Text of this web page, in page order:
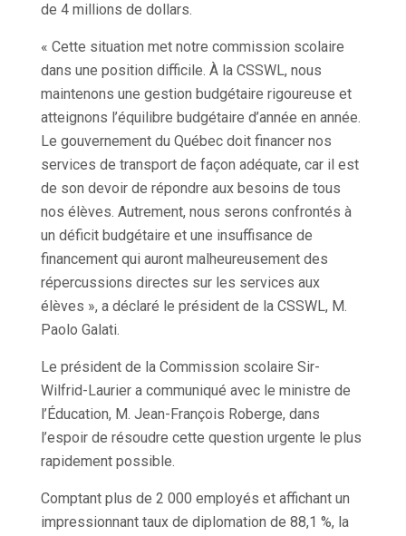
de 4 millions de dollars.
« Cette situation met notre commission scolaire
dans une position difficile. À la CSSWL, nous
maintenons une gestion budgétaire rigoureuse et
atteignons l’équilibre budgétaire d’année en année.
Le gouvernement du Québec doit financer nos
services de transport de façon adéquate, car il est
de son devoir de répondre aux besoins de tous
nos élèves. Autrement, nous serons confrontés à
un déficit budgétaire et une insuffisance de
financement qui auront malheureusement des
répercussions directes sur les services aux
élèves », a déclaré le président de la CSSWL, M.
Paolo Galati.
Le président de la Commission scolaire Sir-
Wilfrid-Laurier a communiqué avec le ministre de
l’Éducation, M. Jean-François Roberge, dans
l’espoir de résoudre cette question urgente le plus
rapidement possible.
Comptant plus de 2 000 employés et affichant un
impressionnant taux de diplomation de 88,1 %, la